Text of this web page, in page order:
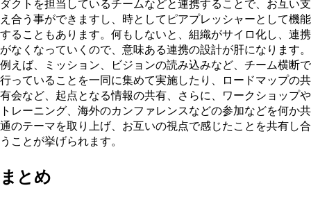
ダクトを担当しているチームなどと連携することで、お互い支
え合う事ができますし、時としてピアプレッシャーとして機能
することもあります。何もしないと、組織がサイロ化し、連携
がなくなっていくので、意味ある連携の設計が肝になります。
例えば、ミッション、ビジョンの読み込みなど、チーム横断で
行っていることを一同に集めて実施したり、ロードマップの共
有会など、起点となる情報の共有、さらに、ワークショップや
トレーニング、海外のカンファレンスなどの参加などを何か共
通のテーマを取り上げ、お互いの視点で感じたことを共有し合
うことが挙げられます。
まとめ